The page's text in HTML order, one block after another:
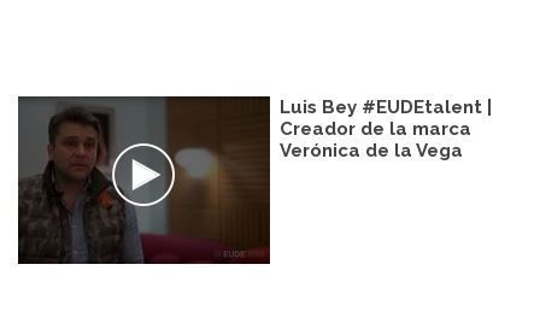
Luis Bey #EUDEtalent |
Creador de la marca
Verónica de la Vega